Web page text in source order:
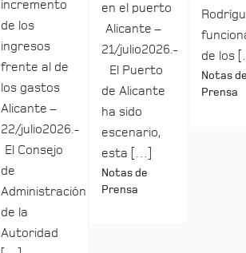
incremento
de los
ingresos
frente al de
los gastos
Alicante –
22/julio2026.-
El Consejo
de
Administración
de la
Autoridad
en el puerto
Alicante –
21/julio2026.-
El Puerto
de Alicante
ha sido
escenario,
esta […]
Notas de
Prensa
de los
Notas
Prensa